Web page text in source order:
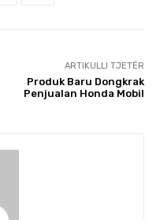
ARTIKULLI TJETËR
Produk Baru Dongkrak
Penjualan Honda Mobil